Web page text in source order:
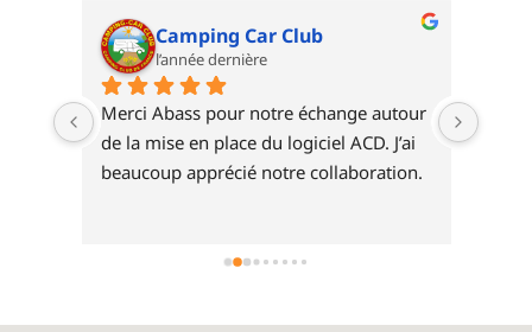
Aurelie Lebrun
l’année dernière
J'ai eu une formation comptable via
spherio et vraiment tout erait
impeccable ! Adaptabilité,